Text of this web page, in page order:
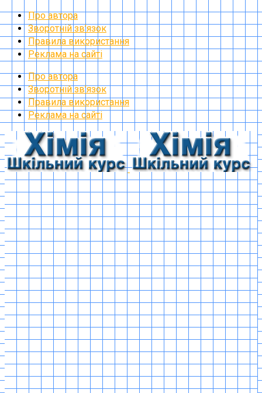
Про автора
Зворотній зв’язок
Правила використання
Реклама на сайті
Про автора
Зворотній зв’язок
Правила використання
Реклама на сайті